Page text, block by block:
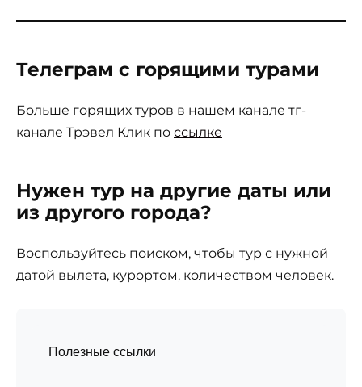
Телеграм с горящими турами
Больше горящих туров в нашем канале тг-
канале Трэвел Клик по ссылке
Нужен тур на другие даты или
из другого города?
Воспользуйтесь поиском, чтобы тур с нужной
датой вылета, курортом, количеством человек.
Полезные ссылки